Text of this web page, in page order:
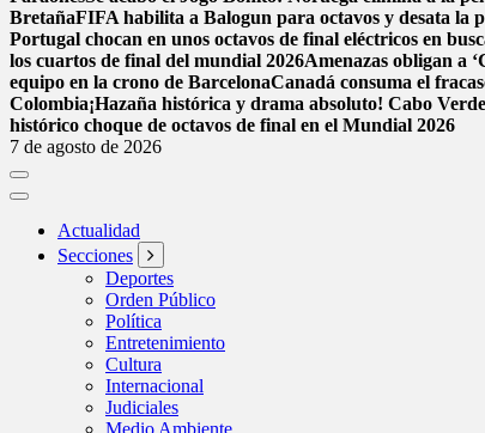
BretañaFIFA habilita a Balogun para octavos y desata la
Portugal chocan en unos octavos de final eléctricos en
los cuartos de final del mundial 2026Amenazas obligan a
equipo en la crono de BarcelonaCanadá consuma el
Colombia¡Hazaña histórica y drama absoluto! Cabo
histórico choque de octavos de final en el Mundial 2026
7 de agosto de 2026
Actualidad
Secciones
Deportes
Orden Público
Política
Entretenimiento
Cultura
Internacional
Judiciales